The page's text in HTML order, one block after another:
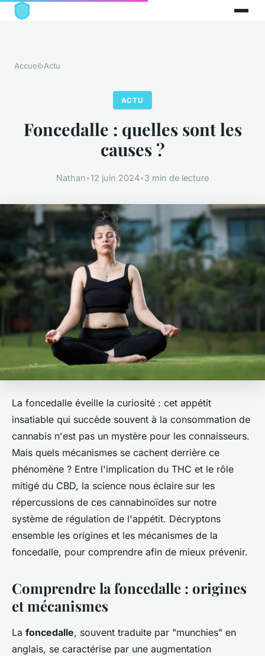
Accueil›Actu
ACTU
Foncedalle : quelles sont les
causes ?
Nathan•12 juin 2024•3 min de lecture
La foncedalle éveille la curiosité : cet appétit
insatiable qui succède souvent à la consommation de
cannabis n'est pas un mystère pour les connaisseurs.
Mais quels mécanismes se cachent derrière ce
phénomène ? Entre l'implication du THC et le rôle
mitigé du CBD, la science nous éclaire sur les
répercussions de ces cannabinoïdes sur notre
système de régulation de l'appétit. Décryptons
ensemble les origines et les mécanismes de la
foncedalle, pour comprendre afin de mieux prévenir.
Comprendre la foncedalle : origines
et mécanismes
La foncedalle, souvent traduite par "munchies" en
anglais, se caractérise par une augmentation